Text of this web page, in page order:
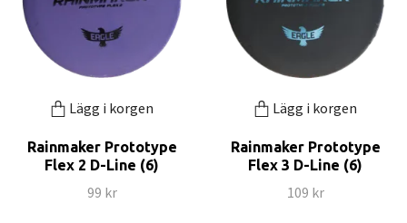
Lägg i korgen
Rainmaker Prototype
Flex 2 D-Line (6)
99 kr
Lägg i korgen
Rainmaker Prototype
Flex 3 D-Line (6)
109 kr